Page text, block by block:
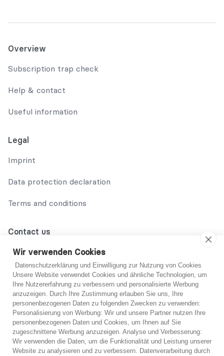
You are not sure?
If you are unsure, you can get free advice from one
Overview
Subscription trap check
Help & contact
Useful information
Legal
Imprint
Data protection declaration
Terms and conditions
Contact us
02131 708 42 70
support@abo-hilfe.de
© 2021 abo-hilfe.de
*Note: abo-hilfe.de serves as an informative website. The
consumer receives information and tips and tricks on the
Wir verwenden Cookies
Datenschutzerklärung und Einwilligung zur Nutzung von Cookies
Unsere Website verwendet Cookies und ähnliche Technologien, um
Ihre Nutzererfahrung zu verbessern und personalisierte Werbung
anzuzeigen. Durch Ihre Zustimmung erlauben Sie uns, Ihre
personenbezogenen Daten zu folgenden Zwecken zu verwenden:
Personalisierung von Werbung: Wir und unsere Partner nutzen Ihre
personenbezogenen Daten und Cookies, um Ihnen auf Sie
zugeschnittene Werbung anzuzeigen. Analyse und Verbesserung:
Wir verwenden die Daten, um die Funktionalität und Leistung unserer
Website zu analysieren und zu verbessern. Datenverarbeitung durch